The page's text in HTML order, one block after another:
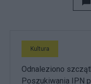
Kultura
Odnaleziono
Poszukiwania IPN